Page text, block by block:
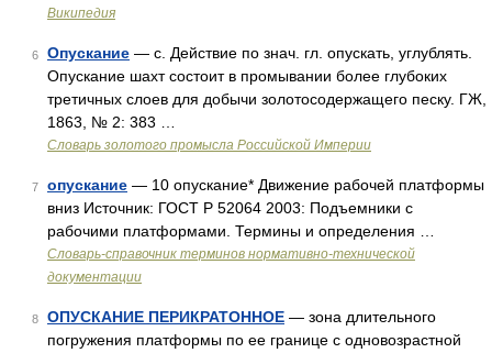
Википедия
6 Опускание — с. Действие по знач. гл. опускать, углублять.
Опускание шахт состоит в промывании более глубоких
третичных слоев для добычи золотосодержащего песку. ГЖ,
1863, № 2: 383 …
Словарь золотого промысла Российской Империи
7 опускание — 10 опускание* Движение рабочей платформы
вниз Источник: ГОСТ Р 52064 2003: Подъемники с
рабочими платформами. Термины и определения …
Словарь-справочник терминов нормативно-технической
документации
8 ОПУСКАНИЕ ПЕРИКРАТОННОЕ — зона длительного
погружения платформы по ее границе с одновозрастной